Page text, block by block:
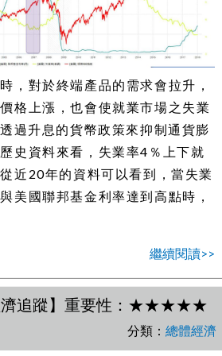
，對於終端產品的需求會拉升，
格上漲，也會使就業市場之失業
過升息的貨幣政策來抑制通貨膨
史資料來看，失業率4％上下就
近20年的資料可以看到，當失業
美國聯邦基金利率達到高點時，
繼續閱讀>>
濟追蹤】重要性：★★★★★
分類： 總體經濟